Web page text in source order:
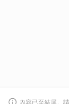
內容已至結尾。